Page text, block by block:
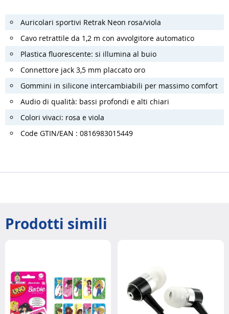
Auricolari sportivi Retrak Neon rosa/viola
Cavo retrattile da 1,2 m con avvolgitore automatico
Plastica fluorescente: si illumina al buio
Connettore jack 3,5 mm placcato oro
Gommini in silicone intercambiabili per massimo comfort
Audio di qualità: bassi profondi e alti chiari
Colori vivaci: rosa e viola
Code GTIN/EAN : 0816983015449
Prodotti simili